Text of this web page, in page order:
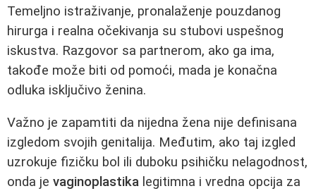
Temeljno istraživanje, pronalaženje pouzdanog
hirurga i realna očekivanja su stubovi uspešnog
iskustva. Razgovor sa partnerom, ako ga ima,
takođe može biti od pomoći, mada je konačna
odluka isključivo ženina.
Važno je zapamtiti da nijedna žena nije definisana
izgledom svojih genitalija. Međutim, ako taj izgled
uzrokuje fizičku bol ili duboku psihičku nelagodnost,
onda je vaginoplastika legitimna i vredna opcija za